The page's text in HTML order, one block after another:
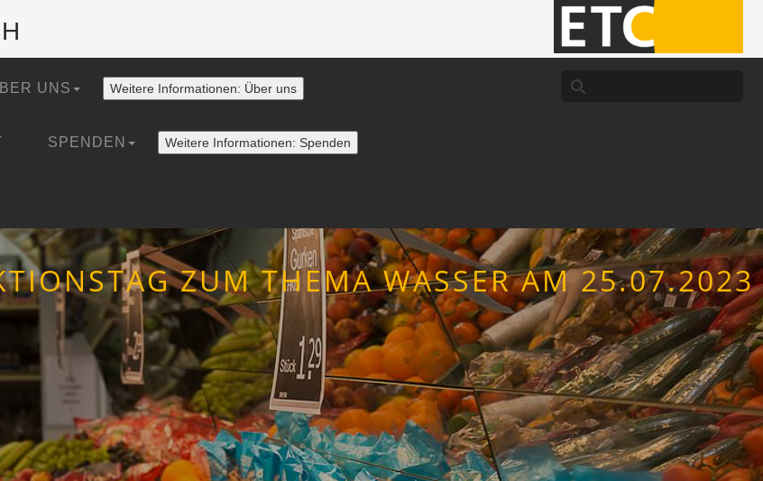
UNS Weitere Informationen: Über uns
SPENDEN Weitere Informationen: Spenden
ZUM THEMA WASSER AM 25.07.2023